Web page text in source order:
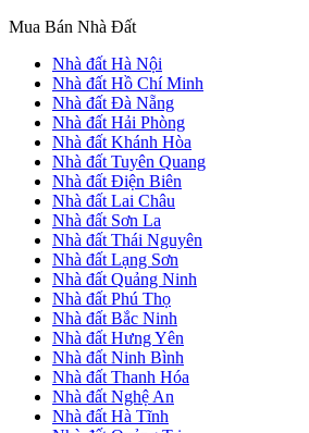
Mua Bán Nhà Đất
Nhà đất Hà Nội
Nhà đất Hồ Chí Minh
Nhà đất Đà Nẵng
Nhà đất Hải Phòng
Nhà đất Khánh Hòa
Nhà đất Tuyên Quang
Nhà đất Điện Biên
Nhà đất Lai Châu
Nhà đất Sơn La
Nhà đất Thái Nguyên
Nhà đất Lạng Sơn
Nhà đất Quảng Ninh
Nhà đất Phú Thọ
Nhà đất Bắc Ninh
Nhà đất Hưng Yên
Nhà đất Ninh Bình
Nhà đất Thanh Hóa
Nhà đất Nghệ An
Nhà đất Hà Tĩnh